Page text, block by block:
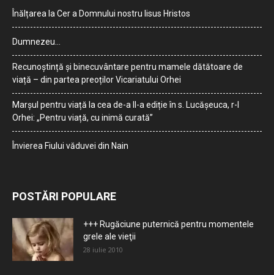
Înălțarea la Cer a Domnului nostru Iisus Hristos
Dumnezeu…
Recunoștință și binecuvântare pentru mamele dătătoare de
viață – din partea preoților Vicariatului Orhei
Marșul pentru viață la cea de-a II-a ediție în s. Lucășeuca, r-l
Orhei: „Pentru viață, cu inimă curată”
Învierea Fiului văduvei din Nain
POSTĂRI POPULARE
+++ Rugăciune puternică pentru momentele
grele ale vieţii
28 iulie 2010